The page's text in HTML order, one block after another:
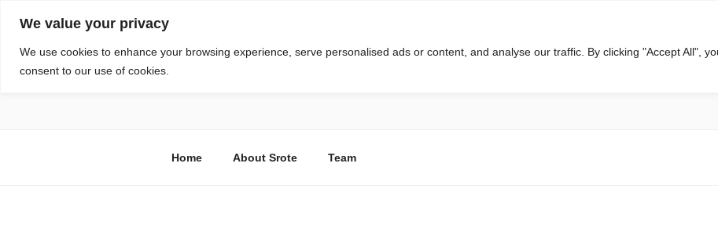
We value your privacy
We use cookies to enhance your browsing experience, serve personalised ads or content, and analyse our traffic. By clicking "Accept All",
consent to our use of cookies. स्रोत
Home About Srote Team